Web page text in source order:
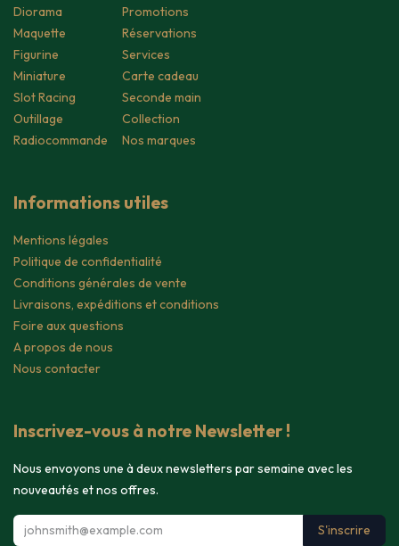
Diorama
Maquette
Figurine
Miniature
Slot Racing
Outillage
Radiocommande
Promotions
Réservations
Services
Carte cadeau
Seconde main
Collection
Nos marques
Informations utiles
Mentions légales
Politique de confidentialité
Conditions générales de vente
Livraisons, expéditions et conditions
Foire aux questions
A propos de nous
Nous contacter
Inscrivez-vous à notre Newsletter !
Nous envoyons une à deux newsletters par semaine avec les
nouveautés et nos offres.
S'inscrire